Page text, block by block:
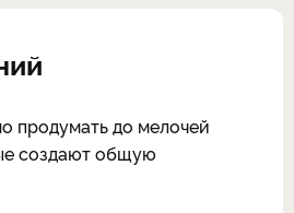
продумать до мелочей
создают общую